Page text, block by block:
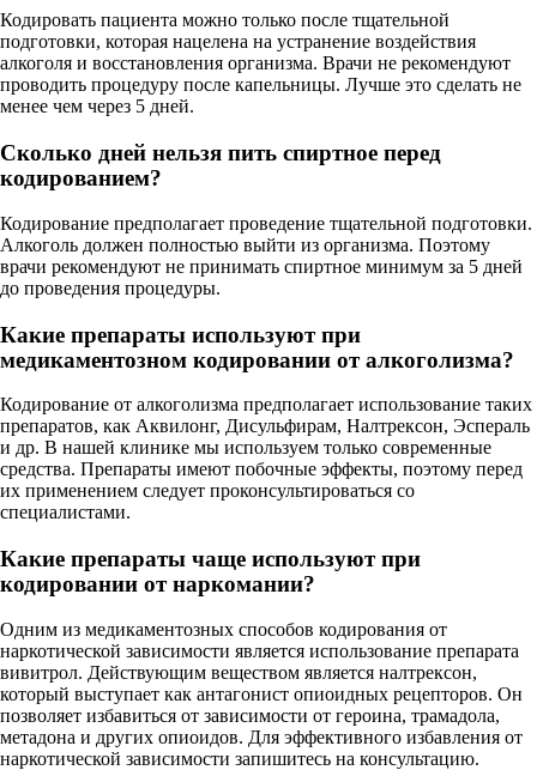
Кодировать пациента можно только после тщательной
подготовки, которая нацелена на устранение воздействия
алкоголя и восстановления организма. Врачи не рекомендуют
проводить процедуру после капельницы. Лучше это сделать не
менее чем через 5 дней.
Сколько дней нельзя пить спиртное перед
кодированием?
Кодирование предполагает проведение тщательной подготовки.
Алкоголь должен полностью выйти из организма. Поэтому
врачи рекомендуют не принимать спиртное минимум за 5 дней
до проведения процедуры.
Какие препараты используют при
медикаментозном кодировании от алкоголизма?
Кодирование от алкоголизма предполагает использование таких
препаратов, как Аквилонг, Дисульфирам, Налтрексон, Эспераль
и др. В нашей клинике мы используем только современные
средства. Препараты имеют побочные эффекты, поэтому перед
их применением следует проконсультироваться со
специалистами.
Какие препараты чаще используют при
кодировании от наркомании?
Одним из медикаментозных способов кодирования от
наркотической зависимости является использование препарата
вивитрол. Действующим веществом является налтрексон,
который выступает как антагонист опиоидных рецепторов. Он
позволяет избавиться от зависимости от героина, трамадола,
метадона и других опиоидов. Для эффективного избавления от
наркотической зависимости запишитесь на консультацию.